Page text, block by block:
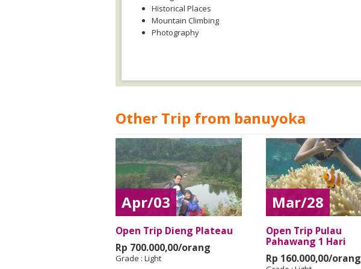
Historical Places
Mountain Climbing
Photography
Other Trip from banuyoka
Apr/03
Open Trip Dieng Plateau
Rp 700.000,00/orang
Grade : Light
Mar/28
Open Trip Pulau
Pahawang 1 Hari
Rp 160.000,00/orang